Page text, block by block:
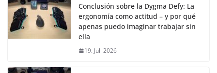
Conclusión sobre la Dygma Defy: La
ergonomía como actitud – y por qué
apenas puedo imaginar trabajar sin
ella
19. Juli 2026